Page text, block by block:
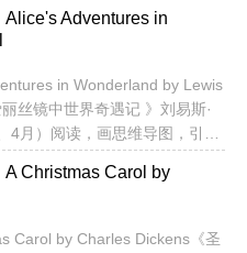
告。报告会将通过工作坊的形
授现场同与会老师进行交流互
、Generatin...
that?What characters do you
in this story?
do you know about the t...
Alice's Adventures in
in Wonderland by Lewis
丝镜中世界奇遇记 》刘易斯·
4月）阅读，画思维导图，引领
同时尝试进行Reader’s
铺垫。...
A Christmas Carol by
Carol by Charles Dickens《圣